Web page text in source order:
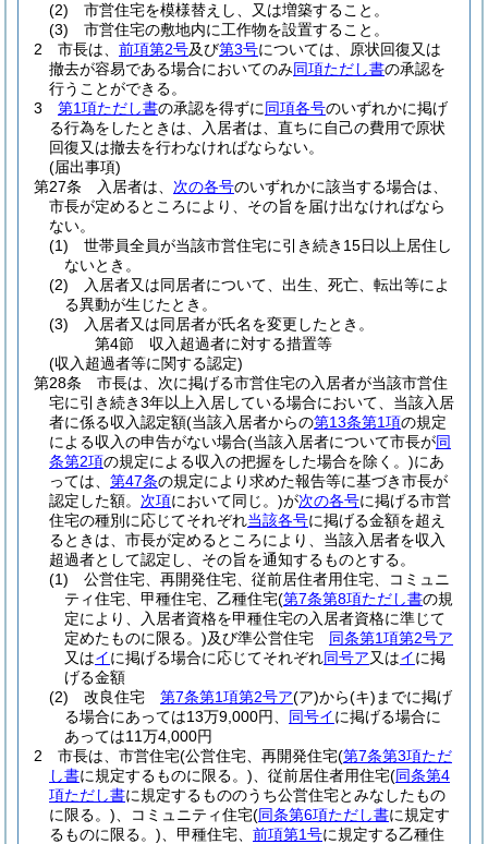
(2)
市営住宅を模様替えし、又は増築すること。
(3)
市営住宅の敷地内に工作物を設置すること。
2
市長は、 前項第2号及び第3号については、原状回復又は
撤去が容易である場合においてのみ同項ただし書の承認を
行うことができる。
3
第1項ただし書の承認を得ずに同項各号のいずれかに掲げ
る行為をしたときは、入居者は、直ちに自己の費用で原状
回復又は撤去を行わなければならない。
(届出事項)
第27条
入居者は、 次の各号のいずれかに該当する場合は、
市長が定めるところにより、その旨を届け出なければなら
ない。
(1)
世帯員全員が当該市営住宅に引き続き15日以上居住し
ないとき。
(2)
入居者又は同居者について、出生、死亡、転出等によ
る異動が生じたとき。
(3)
入居者又は同居者が氏名を変更したとき。
第4節
収入超過者に対する措置等
(収入超過者等に関する認定)
第28条
市長は、次に掲げる市営住宅の入居者が当該市営住
宅に引き続き3年以上入居している場合において、当該入居
者に係る収入認定額(当該入居者からの第13条第1項の規定
による収入の申告がない場合(当該入居者について市長が同
条第2項の規定による収入の把握をした場合を除く。)にあ
っては、 第47条の規定により求めた報告等に基づき市長が
認定した額。 次項において同じ。)が次の各号に掲げる市営
住宅の種別に応じてそれぞれ当該各号に掲げる金額を超え
るときは、市長が定めるところにより、当該入居者を収入
超過者として認定し、その旨を通知するものとする。
(1)
公営住宅、再開発住宅、従前居住者用住宅、コミュニ
ティ住宅、甲種住宅、乙種住宅(第7条第8項ただし書の規
定により、入居者資格を甲種住宅の入居者資格に準じて
定めたものに限る。)及び準公営住宅 同条第1項第2号ア
又はイに掲げる場合に応じてそれぞれ同号ア又はイに掲
げる金額
(2)
改良住宅 第7条第1項第2号ア(ア)から(キ) までに掲げ
る場合にあっては13万9,000円、 同号イに掲げる場合に
あっては11万4,000円
2
市長は、市営住宅(公営住宅、再開発住宅(第7条第3項ただ
し書に規定するものに限る。) 、従前居住者用住宅(同条第4
項ただし書に規定するもののうち公営住宅とみなしたもの
に限る。) 、コミュニティ住宅(同条第6項ただし書に規定す
るものに限る。) 、甲種住宅、 前項第1号に規定する乙種住